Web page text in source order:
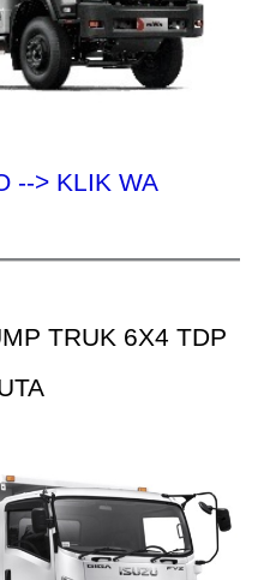
--> KLIK WA
TRUK 6X4 TDP